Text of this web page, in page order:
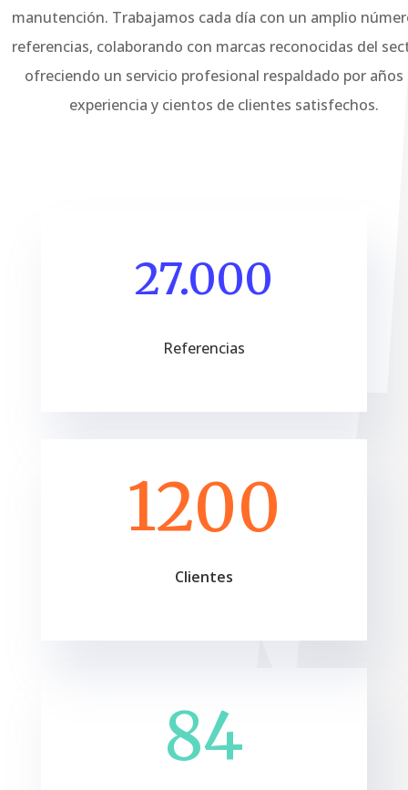
manutención. Trabajamos cada día con un amplio
referencias, colaborando con marcas reconocidas del
ofreciendo un servicio profesional respaldado por años
experiencia y cientos de clientes satisfechos.
27.000
Referencias
1200
Clientes
84